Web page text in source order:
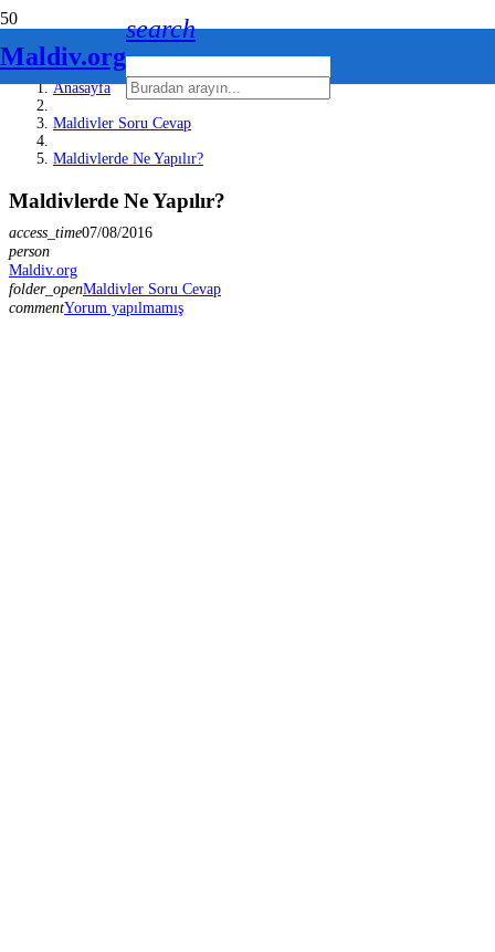
Maldiv.org
search
Anasayfa
Maldivler Soru Cevap
Maldivlerde Ne Yapılır?
Maldivlerde Ne Yapılır?
access_time07/08/2016
person
Maldiv.org
folder_openMaldivler Soru Cevap
commentYorum yapılmamış